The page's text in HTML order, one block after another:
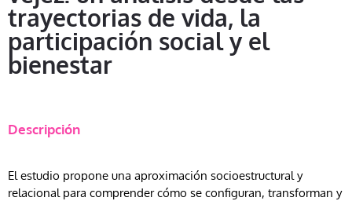
trayectorias de vida, la
participación social y el
bienestar
Descripción
El estudio propone una aproximación socioestructural y
relacional para comprender cómo se configuran, transforman y